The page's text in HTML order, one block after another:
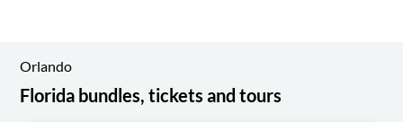
Orlando
Florida bundles, tickets and tours